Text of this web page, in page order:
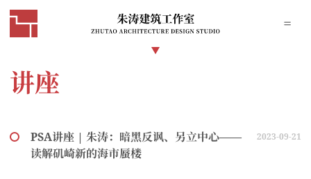
讲座
PSA讲座 | 朱涛：暗黑反讽、另立中心——
读解矶崎新的海市蜃楼
2023-09-21